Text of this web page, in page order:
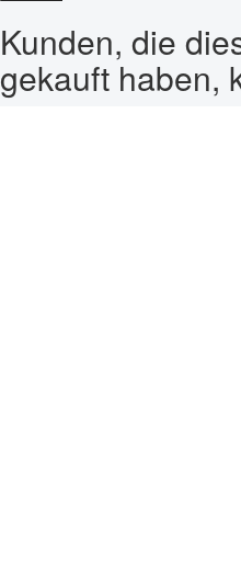
Kunden, die
gekauft haben,